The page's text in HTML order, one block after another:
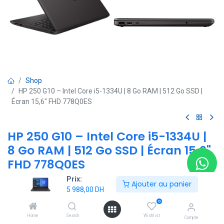
Prix:
5 988,00 DH
Ajouter au panier
Home Search
0
Wishlist Compte
Shop
HP 250 G10 – Intel Core i5-1334U | 8 Go RAM | 512 Go SSD |
Écran 15,6" FHD 778Q0ES
HP 250 G10 – Intel Core i5-1334U |
8 Go RAM | 512 Go SSD | Écran 15,6"
FHD 778Q0ES
(0 avis)
-Processeur : Intel® Core™ i5-1334U (jusqu’à 4,6 GHz, 12 Mo de
cache, 10 cœurs)
-Mémoire : 8 Go DDR4